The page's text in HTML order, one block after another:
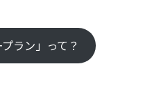
ラン」って？